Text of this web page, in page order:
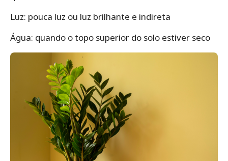
Luz: pouca luz ou luz brilhante e indireta
Água: quando o topo superior do solo estiver seco